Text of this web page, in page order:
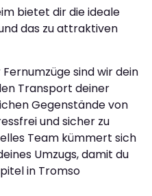
bietet dir die ideale
das zu attraktiven
sind wir dein
Transport deiner
Gegenstände von
und sicher zu
Team kümmert sich
Umzugs, damit du
in Tromso